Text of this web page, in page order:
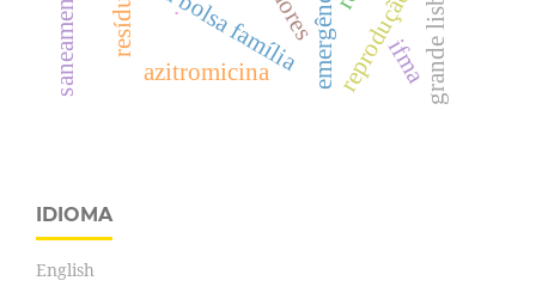
resíduo . grande lisboa
azitromicina ifma
IDIOMA
English